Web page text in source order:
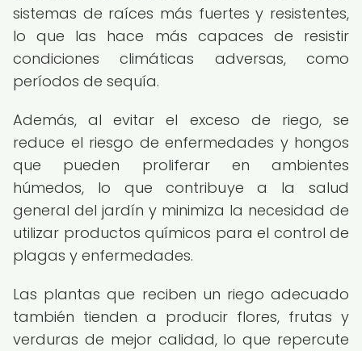
sistemas de raíces más fuertes y resistentes,
lo que las hace más capaces de resistir
condiciones climáticas adversas, como
períodos de sequía.
Además, al evitar el exceso de riego, se
reduce el riesgo de enfermedades y hongos
que pueden proliferar en ambientes
húmedos, lo que contribuye a la salud
general del jardín y minimiza la necesidad de
utilizar productos químicos para el control de
plagas y enfermedades.
Las plantas que reciben un riego adecuado
también tienden a producir flores, frutas y
verduras de mejor calidad, lo que repercute